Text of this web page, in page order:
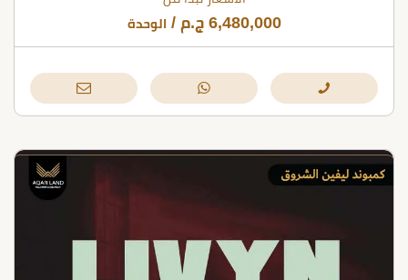
6,480,000 ج.م / الوحدة